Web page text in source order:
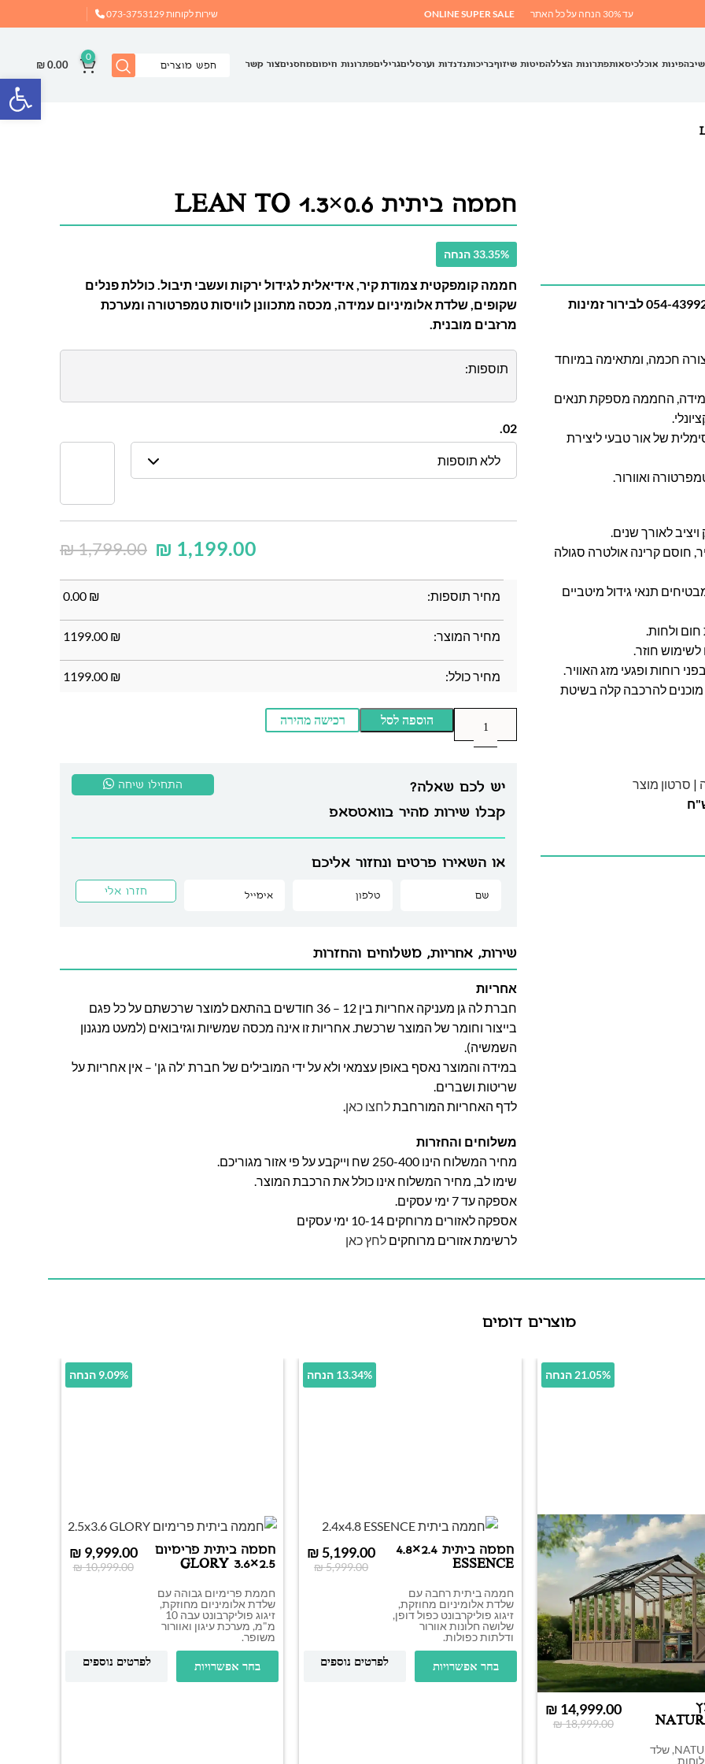
עד 30% הנחה על כל האתר ONLINE SUPER SALE שירות לקוחות073-3753129
פינות אוכלכיסאותפתרונות הצללהמיטות שיזוףבריכותנדנדות וערסליםגריליםפתרונות חימוםמחסניםצור קשר
0
₪0.00
מוצר באספקה מיוחדת – יש ליצור קשר עם המספר 054-4399286 לבירור זמינות
חכמה, ומתאימה במיוחד
עמידה, החממה מספקת תנאים
מקסימלית של אור טבעי ליצירת
ואוורור.
לאורך שנים.
חוסם קרינה אולטרה סגולה
כ-90% העברת אור ומבטיחים תנאי גידול מיטביים
חום ולחות.
חוזר.
רוחות ופגעי מזג האוויר.
להרכבה קלה בשיטת
| סרטון מוצר
חממה ביתית 0.6×1.3 LEAN TO
33.35% הנחה
חממה קומפקטית צמודת קיר, אידיאלית לגידול ירקות ועשבי תיבול. כוללת פנלים
שקופים, שלדת אלומיניום עמידה, מכסה מתכוונן לוויסות טמפרטורה ומערכת
מרזבים מובנית.
תוספות:
02.
ללא תוספות
₪1,799.00 ₪ 1,199.00
מחיר תוספות: ₪
0.00
מחיר המוצר: ₪
1199.00
מחיר כולל: ₪
1199.00
הוספה לסל רכישה מהירה
יש לכם שאלה?
קבלו שירות מהיר בוואטסאפ
התחילו שיחה
או השאירו פרטים ונחזור אליכם
שירות, אחריות, משלוחים והחזרות
אחריות
חברת לה גן מעניקה אחריות בין 12 – 36 חודשים בהתאם למוצר שרכשתם על כל פגם
בייצור וחומר של המוצר שרכשת. אחריות זו אינה מכסה שמשיות וגזיבואים (למעט מנגנון
השמשיה).
במידה והמוצר נאסף באופן עצמאי ולא על ידי המובילים של חברת 'לה גן' – אין אחריות על
שריטות ושברים.
לדף האחריות המורחבתלחצו כאן.
משלוחים והחזרות
מחיר המשלוח הינו 250-400 שח וייקבע על פי אזור מגוריכם.
שימו לב, מחיר המשלוח אינו כולל את הרכבת המוצר.
אספקה עד 7 ימי עסקים.
אספקה לאזורים מרוחקים 10-14 ימי עסקים
לרשימת אזורים מרוחקים לחץ כאן
מוצרים דומים
21.05% הנחה
חממה NATURA, שלד
₪18,999.00
₪ 14,999.00
13.34% הנחה
חממה ביתית 2.4×4.8
ESSENCE
חממה ביתית רחבה עם
שלדת אלומיניום מחוזקת,
זיגוג פוליקרבונט כפול דופן,
שלושה חלונות אוורור
ודלתות כפולות.
₪5,999.00
₪5,199.00
בחר אפשרויות לפרטים נוספים
9.09% הנחה
חממה ביתית פרימיום
2.5×3.6 GLORY
חממת פרימיום גבוהה עם
שלדת אלומיניום מחוזקת,
זיגוג פוליקרבונט עבה 10
מ"מ, מערכת עיגון ואוורור
משופר.
₪10,999.00
₪ 9,999.00
בחר אפשרויות לפרטים נוספים